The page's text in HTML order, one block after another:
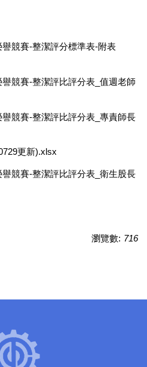
競賽-整潔評分標準表-附表
競賽-整潔評比評分表_值週老師
競賽-整潔評比評分表_專責師長
更新).xlsx
競賽-整潔評比評分表_衛生股長
瀏覽數: 716